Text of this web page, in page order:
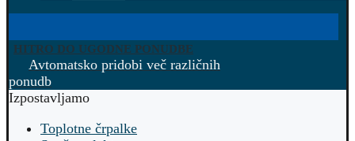
HITRO DO UGODNE PONUDBE
Avtomatsko pridobi več različnih
ponudb
Izpostavljamo
Toplotne črpalke